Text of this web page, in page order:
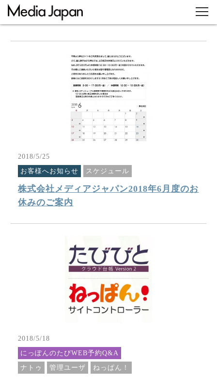
2018/5/25
お客様へお知らせ
スケジュール
株式会社メディアジャパン2018年6月度のお
休みのご案内
2018/5/18
にっぽんのたびWEB予約Q&A
ナトゥ
管理ユーザ ねっぱん！